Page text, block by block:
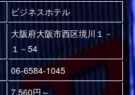
ビジネスホテル
大阪府大阪市西区境川１－
１－54
06-6584-1045
7,560円～